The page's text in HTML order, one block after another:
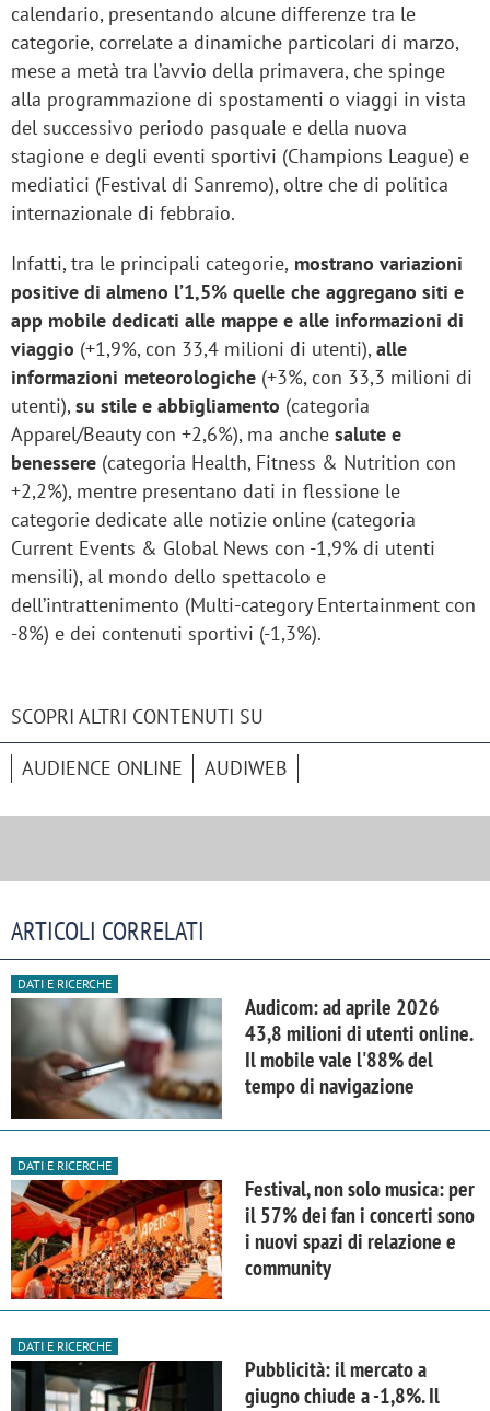
calendario, presentando alcune differenze tra le
categorie, correlate a dinamiche particolari di marzo,
mese a metà tra l’avvio della primavera, che spinge
alla programmazione di spostamenti o viaggi in vista
del successivo periodo pasquale e della nuova
stagione e degli eventi sportivi (Champions League) e
mediatici (Festival di Sanremo), oltre che di politica
internazionale di febbraio.
Infatti, tra le principali categorie, mostrano variazioni
positive di almeno l’1,5% quelle che aggregano siti e
app mobile dedicati alle mappe e alle informazioni di
viaggio (+1,9%, con 33,4 milioni di utenti),alle
informazioni meteorologiche (+3%, con 33,3 milioni di
utenti),su stile e abbigliamento (categoria
Apparel/Beauty con +2,6%), ma anche salute e
benessere (categoria Health, Fitness & Nutrition con
+2,2%), mentre presentano dati in flessione le
categorie dedicate alle notizie online (categoria
Current Events & Global News con -1,9% di utenti
mensili), al mondo dello spettacolo e
dell’intrattenimento (Multi-category Entertainment con
-8%) e dei contenuti sportivi (-1,3%).
SCOPRI ALTRI CONTENUTI SU
AUDIENCE ONLINE AUDIWEB
ARTICOLI CORRELATI
DATI E RICERCHE
Audicom: ad aprile 2026
43,8 milioni di utenti online.
Il mobile vale l'88% del
tempo di navigazione
DATI E RICERCHE
Festival, non solo musica: per
il 57% dei fan i concerti sono
i nuovi spazi di relazione e
community
DATI E RICERCHE
Pubblicità: il mercato a
giugno chiude a -1,8%. Il